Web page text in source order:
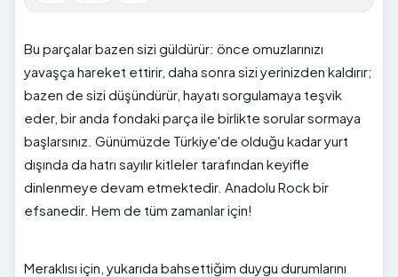
Bu parçalar bazen sizi güldürür: önce omuzlarınızı
yavaşça hareket ettirir, daha sonra sizi yerinizden kaldırır;
bazen de sizi düşündürür, hayatı sorgulamaya teşvik
eder, bir anda fondaki parça ile birlikte sorular sormaya
başlarsınız. Günümüzde Türkiye'de olduğu kadar yurt
dışında da hatrı sayılır kitleler tarafından keyifle
dinlenmeye devam etmektedir. Anadolu Rock bir
efsanedir. Hem de tüm zamanlar için!
Meraklısı için, yukarıda bahsettiğim duygu durumlarını